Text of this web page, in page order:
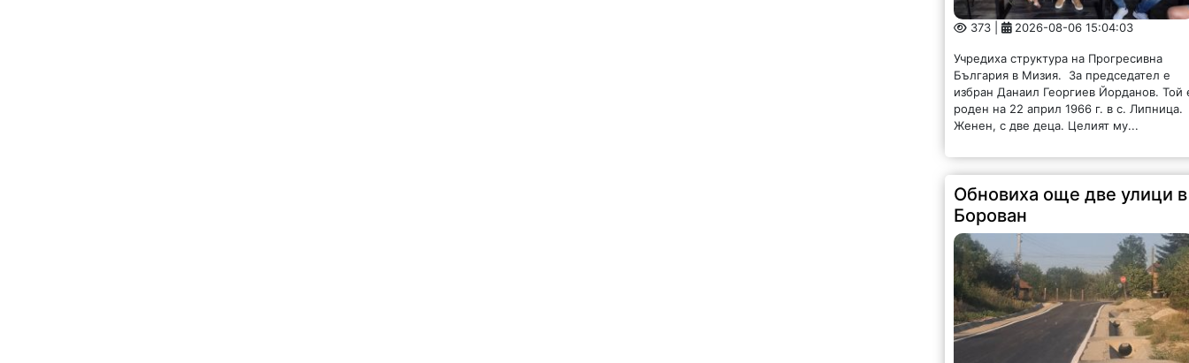
373 | 2026-08-06 15:04:03
Учредиха структура на Прогресивна
България в Мизия. За председател е
избран Данаил Георгиев Йорданов. Той
роден на 22 април 1966 г. в с. Липница.
Женен, с две деца. Целият му...
Обновиха още две улици в
Борован